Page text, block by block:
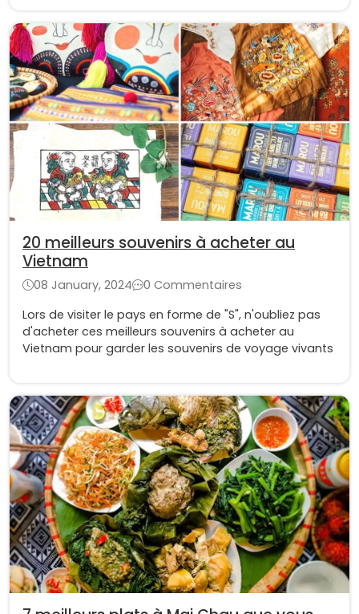
20 meilleurs souvenirs à acheter au
Vietnam
08 January, 2024
0 Commentaires
Lors de visiter le pays en forme de "S", n'oubliez pas
d'acheter ces meilleurs souvenirs à acheter au
Vietnam pour garder les souvenirs de voyage vivants